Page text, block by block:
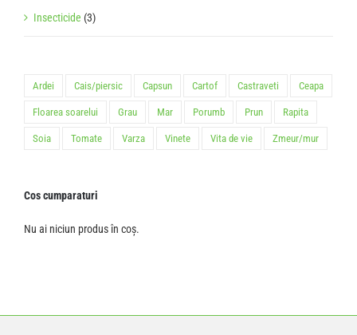
Insecticide (3)
Ardei Cais/piersic Capsun Cartof Castraveti Ceapa
Floarea soarelui Grau Mar Porumb Prun Rapita
Soia Tomate Varza Vinete Vita de vie Zmeur/mur
Cos cumparaturi
Nu ai niciun produs în coș.